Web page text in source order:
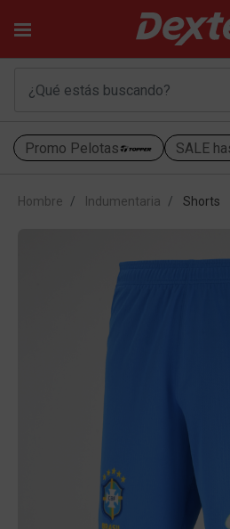
Promo Pelotas SALE
Hombre Indumentaria Shorts